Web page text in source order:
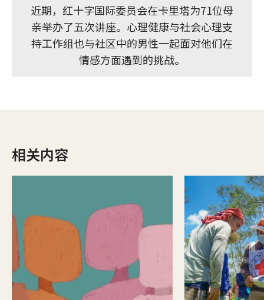
近期，红十字国际委员会在卡里塔为71位母
亲举办了五次讲座。心理健康与社会心理支
持工作组也与社区中的男性一起面对他们在
情感方面遇到的挑战。
相关内容